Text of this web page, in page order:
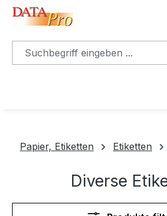
springen
Papier, Etiketten Etiketten
Diverse